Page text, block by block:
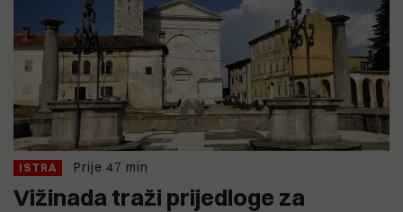
ISTRA Prije 47 min
Vižinada traži prijedloge za